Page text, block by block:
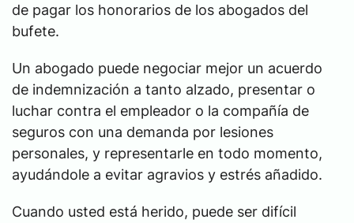
de pagar los honorarios de los abogados del
bufete.
Un abogado puede negociar mejor un acuerdo
de indemnización a tanto alzado, presentar o
luchar contra el empleador o la compañía de
seguros con una demanda por lesiones
personales, y representarle en todo momento,
ayudándole a evitar agravios y estrés añadido.
Cuando usted está herido, puede ser difícil